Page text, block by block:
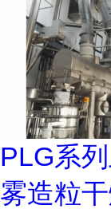
PLG系
雾造粒